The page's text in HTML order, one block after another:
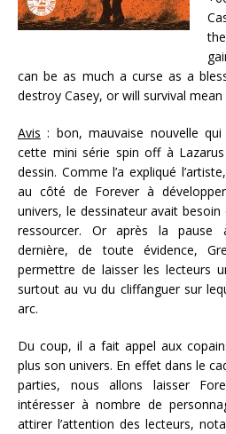
can be as much a curse as a
destroy Casey, or will survival
Avis : bon, mauvaise nouvelle
cette mini série spin off à
dessin. Comme l’a expliqué
au côté de Forever à
univers, le dessinateur avait besoin
ressourcer. Or après la pause
dernière, de toute évidence,
permettre de laisser les lecteurs
surtout au vu du cliffanguer sur
arc.
Du coup, il a fait appel aux
plus son univers. En effet dans le
parties, nous allons laisser
intéresser à nombre de
attirer l’attention des lecteurs,